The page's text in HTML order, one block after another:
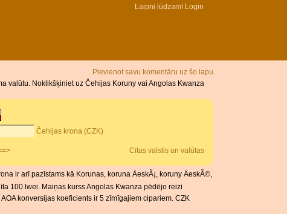
Laipni lūdzam! Login
Pievienot savu komentāru uz šo lapu
valūtu. Noklikšķiniet uz Čehijas Koruny vai Angolas Kwanza
Čehijas krona (CZK)
Citas valstis un valūtas
ir arī pazīstams kā Korunas, koruna ÄeskÃ¡, koruny ÄeskÃ©,
100 lwei. Maiņas kurss Angolas Kwanza pēdējo reizi
konversijas koeficients ir 5 zīmīgajiem cipariem. CZK